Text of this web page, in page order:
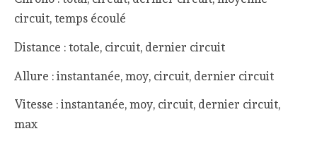
circuit, temps écoulé
Distance : totale, circuit, dernier circuit
Allure : instantanée, moy, circuit, dernier circuit
Vitesse : instantanée, moy, circuit, dernier circuit,
max